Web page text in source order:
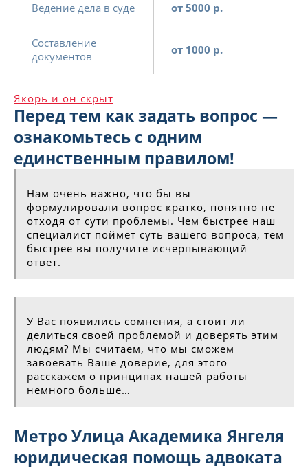
Ведение дела в суде от 5000 р.
Составление
документов
от 1000 р.
Якорь и он скрыт
Перед тем как задать вопрос —
ознакомьтесь с одним
единственным правилом!
Нам очень важно, что бы вы
формулировали вопрос кратко, понятно не
отходя от сути проблемы. Чем быстрее наш
специалист поймет суть вашего вопроса, тем
быстрее вы получите исчерпывающий
ответ.
У Вас появились сомнения, а стоит ли
делиться своей проблемой и доверять этим
людям? Мы считаем, что мы сможем
завоевать Ваше доверие, для этого
расскажем о принципах нашей работы
немного больше…
Метро Улица Академика Янгеля
юридическая помощь адвоката